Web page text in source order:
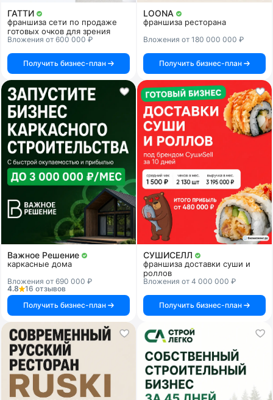
ГАТТИ
франшиза сети по продаже
готовых очков для зрения
Вложения от 600 000 ₽
Получить бизнес-план
LOONA
франшиза ресторана
Вложения от 180 000 000 ₽
Получить бизнес-план
Важное Решение
каркасные дома
Вложения от 690 000 ₽
4.8
16 отзывов
Получить бизнес-план
СУШИСЕЛЛ
франшиза доставки суши и
роллов
Вложения от 4 000 000 ₽
Получить бизнес-план